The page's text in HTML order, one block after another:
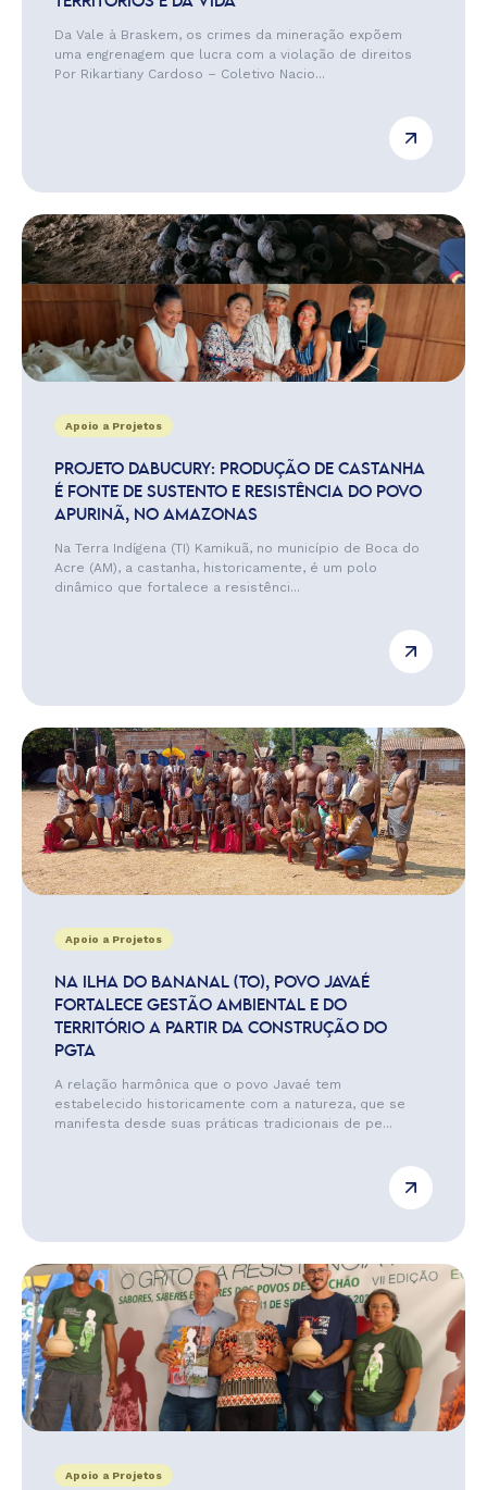
Da Vale à Braskem, os crimes da mineração expõem
uma engrenagem que lucra com a violação de direitos
Por Rikartiany Cardoso – Coletivo Nacio...
Apoio a Projetos
PROJETO DABUCURY: PRODUÇÃO DE CASTANHA
É FONTE DE SUSTENTO E RESISTÊNCIA DO POVO
APURINÃ, NO AMAZONAS
Na Terra Indígena (TI) Kamikuã, no município de Boca do
Acre (AM), a castanha, historicamente, é um polo
dinâmico que fortalece a resistênci...
Apoio a Projetos
NA ILHA DO BANANAL (TO), POVO JAVAÉ
FORTALECE GESTÃO AMBIENTAL E DO
TERRITÓRIO A PARTIR DA CONSTRUÇÃO DO
PGTA
A relação harmônica que o povo Javaé tem
estabelecido historicamente com a natureza, que se
manifesta desde suas práticas tradicionais de pe...
Apoio a Projetos